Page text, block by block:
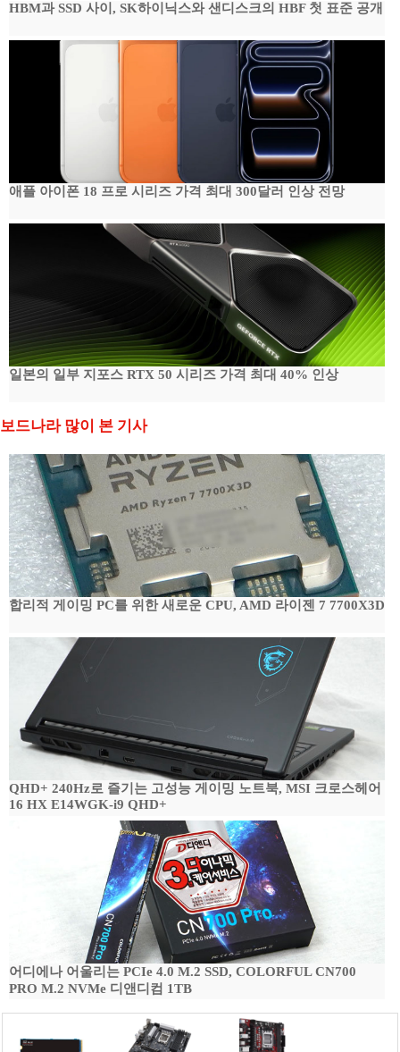
HBM과 SSD 사이, SK하이닉스와 샌디스크의 HBF 첫 표준 공개
애플 아이폰 18 프로 시리즈 가격 최대 300달러 인상 전망
일본의 일부 지포스 RTX 50 시리즈 가격 최대 40% 인상
보드나라 많이 본 기사
합리적 게이밍 PC를 위한 새로운 CPU, AMD 라이젠 7 7700X3D
QHD+ 240Hz로 즐기는 고성능 게이밍 노트북, MSI 크로스헤어
16 HX E14WGK-i9 QHD+
어디에나 어울리는 PCIe 4.0 M.2 SSD, COLORFUL CN700
PRO M.2 NVMe 디앤디컴 1TB